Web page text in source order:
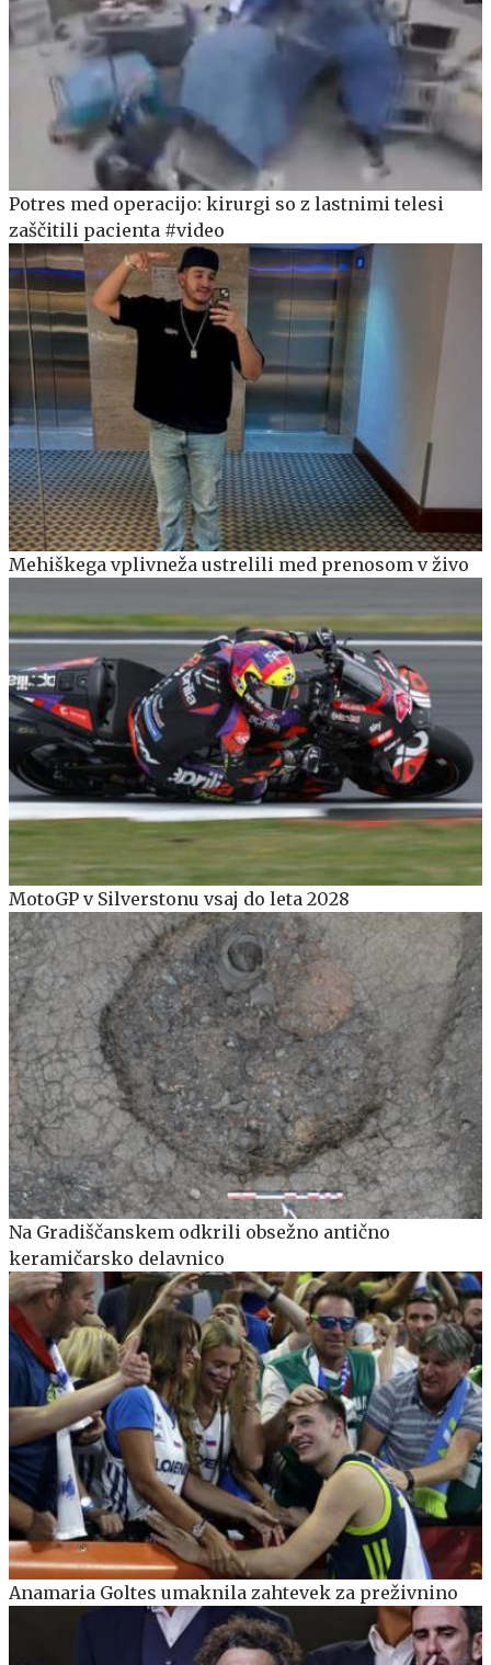
Potres med operacijo: kirurgi so z lastnimi telesi
zaščitili pacienta #video
Mehiškega vplivneža ustrelili med prenosom v živo
MotoGP v Silverstonu vsaj do leta 2028
Na Gradiščanskem odkrili obsežno antično
keramičarsko delavnico
Anamaria Goltes umaknila zahtevek za preživnino